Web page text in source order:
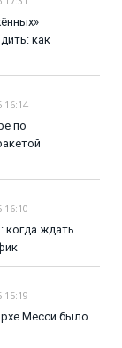
как
16:14
по
16:10
когда ждать
15:19
Месси было